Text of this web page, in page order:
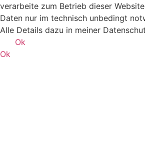
verarbeite zum Betrieb dieser
Daten nur im technisch unbedingt
Alle Details dazu in meiner
Ok
Ok